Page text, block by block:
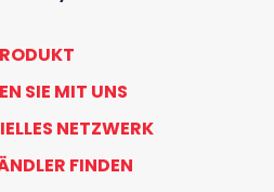
SIE MIT UNS
NETZWERK
FINDEN